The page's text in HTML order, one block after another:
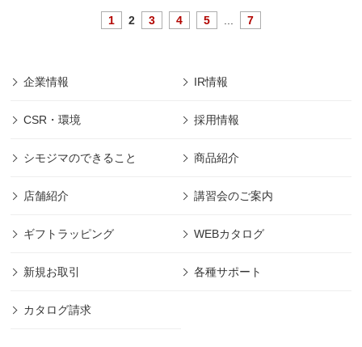
1 2 3 4 5 7
企業情報 IR情報
CSR・環境 採用情報
シモジマのできること 商品紹介
店舗紹介 講習会のご案内
ギフトラッピング WEBカタログ
新規お取引 各種サポート
カタログ請求